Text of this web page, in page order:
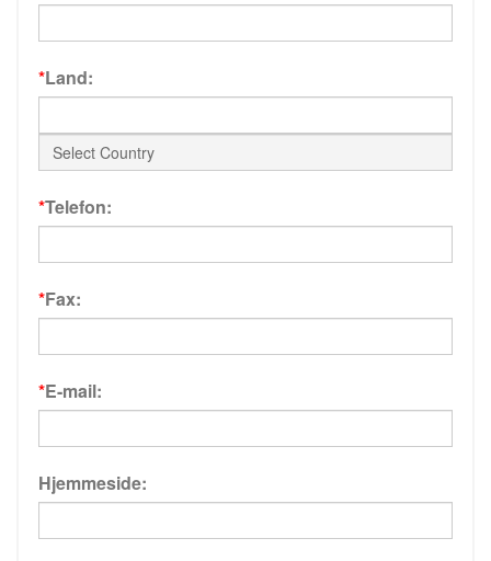
*Land:
*Telefon:
*Fax:
*E-mail:
Hjemmeside: